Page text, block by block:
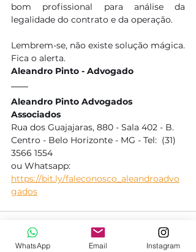
bom profissional para análise da
legalidade do contrato e da operação.
Lembrem-se, não existe solução mágica.
Fica o alerta.
Aleandro Pinto - Advogado
Aleandro Pinto Advogados
Associados
Rua dos Guajajaras, 880 - Sala 402 - B.
Centro - Belo Horizonte - MG - Tel:  (31)
3566 1554
ou Whatsapp:
https://bit.ly/faleconosco_aleandroadvo
gados
WhatsApp Email Instagram